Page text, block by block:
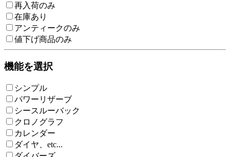
再入荷のみ
在庫あり
アンティークのみ
値下げ商品のみ
機能を選択
シンプル
パワーリザーブ
シースルーバック
クロノグラフ
カレンダー
ダイヤ、etc...